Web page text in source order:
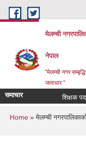
Skip to main content
मेलम्ची
नेपाल
"मेलम्ची नगर
जलाधार "
समाचार शिक्षक
You are
Home» मेलम्ची नगरपालिकाको